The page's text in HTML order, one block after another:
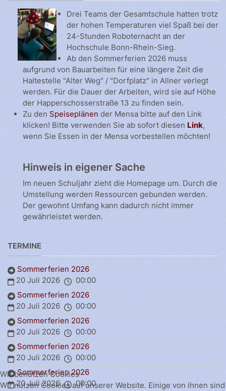
Drei Teams der Gesamtschule hatten trotz
der hohen Temperaturen viel Spaß bei der
24-Stunden Roboternacht an der
Hochschule Bonn-Rhein-Sieg.
Ab den Sommerferien 2026 muss
aufgrund von Bauarbeiten für eine längere Zeit die
Haltestelle "Alter Weg" / "Dorfplatz" in Allner verlegt
werden. Für die Dauer der Arbeiten, wird sie auf Höhe
der Happerschosserstraße 13 zu finden sein.
Zu den Speiseplänen der Mensa bitte auf den Link
klicken! Bitte verwenden Sie ab sofort diesen Link,
wenn Sie Essen in der Mensa vorbestellen möchten!
Hinweis in eigener Sache
Im neuen Schuljahr zieht die Homepage um. Durch die
Umstellung werden Ressourcen gebunden werden.
Der gewohnt Umfang kann dadurch nicht immer
gewährleistet werden.
TERMINE
Sommerferien 2026
20 Juli 2026
00:00
Sommerferien 2026
20 Juli 2026
00:00
Sommerferien 2026
20 Juli 2026
00:00
Sommerferien 2026
20 Juli 2026
00:00
Sommerferien 2026
20 Juli 2026
00:00
Wir benutzen Cookies
Wir nutzen Cookies auf unserer Website. Einige von ihnen sind